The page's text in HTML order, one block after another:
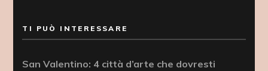
TI PUÒ INTERESSARE
San Valentino: 4 città d’arte che dovresti